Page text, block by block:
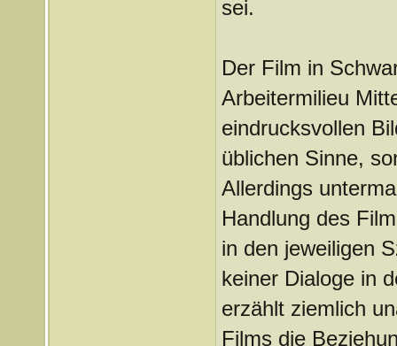
sei.
Der Film in
Arbeitermilieu
eindrucksvollen
üblichen Sinne,
Allerdings
Handlung des
in den jeweiligen
keiner Dialoge in
erzählt ziemlich
Films die